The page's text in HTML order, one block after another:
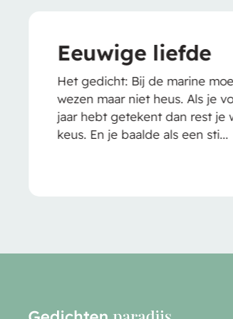
liefde
de marine moet je
heus. Als je voor zes
dan rest je weinig
als een sti...